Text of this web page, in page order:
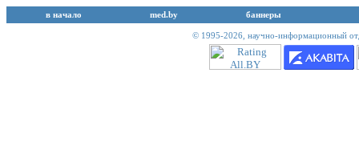
в начало med.by баннеры
© 1995-2026, научно-информационный